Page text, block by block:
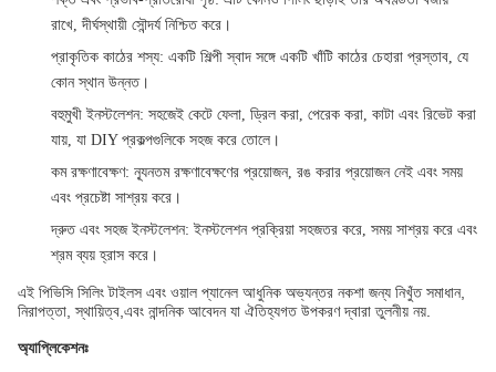
রাখে, দীর্ঘস্থায়ী সৌন্দর্য নিশ্চিত করে।
প্রাকৃতিক কাঠের শস্য: একটি শিল্পী স্বাদ সঙ্গে একটি খাঁটি কাঠের চেহারা প্রস্তাব, যে
কোন স্থান উন্নত।
বহুমুখী ইনস্টলেশন: সহজেই কেটে ফেলা, ড্রিল করা, পেরেক করা, কাটা এবং রিভেট করা
যায়, যা DIY প্রকল্পগুলিকে সহজ করে তোলে।
কম রক্ষণাবেক্ষণ: ন্যূনতম রক্ষণাবেক্ষণের প্রয়োজন, রঙ করার প্রয়োজন নেই এবং সময়
এবং প্রচেষ্টা সাশ্রয় করে।
দ্রুত এবং সহজ ইনস্টলেশন: ইনস্টলেশন প্রক্রিয়া সহজতর করে, সময় সাশ্রয় করে এবং
শ্রম ব্যয় হ্রাস করে।
এই পিভিসি সিলিং টাইলস এবং ওয়াল প্যানেল আধুনিক অভ্যন্তর নকশা জন্য নিখুঁত সমাধান,
নিরাপত্তা, স্থায়িত্ব,এবং নান্দনিক আবেদন যা ঐতিহ্যগত উপকরণ দ্বারা তুলনীয় নয়.
অ্যাপ্লিকেশনঃ